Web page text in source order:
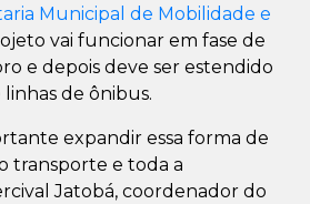
Municipal de Mobilidade e
vai funcionar em fase de
e depois deve ser estendido
de ônibus.
expandir essa forma de
transporte e toda a
Jatobá, coordenador do